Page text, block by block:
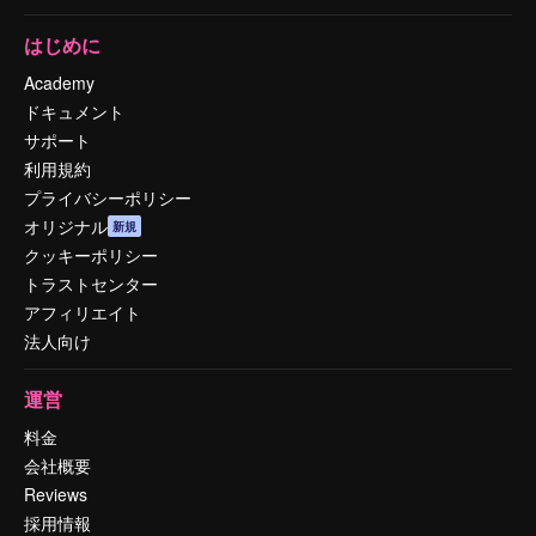
はじめに
Academy
ドキュメント
サポート
利用規約
プライバシーポリシー
オリジナル 新規
クッキーポリシー
トラストセンター
アフィリエイト
法人向け
運営
料金
会社概要
Reviews
採用情報